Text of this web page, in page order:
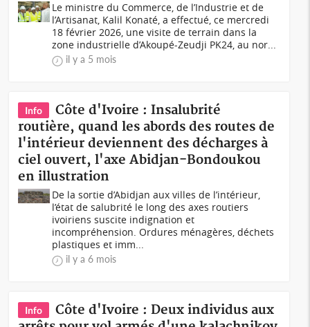
Le ministre du Commerce, de l’Industrie et de
l’Artisanat, Kalil Konaté, a effectué, ce mercredi
18 février 2026, une visite de terrain dans la
zone industrielle d’Akoupé-Zeudji PK24, au nor...
il y a 5 mois
Info
Côte d'Ivoire : Insalubrité
routière, quand les abords des routes de
l'intérieur deviennent des décharges à
ciel ouvert, l'axe Abidjan-Bondoukou
en illustration
De la sortie d’Abidjan aux villes de l’intérieur,
l’état de salubrité le long des axes routiers
ivoiriens suscite indignation et
incompréhension. Ordures ménagères, déchets
plastiques et imm...
il y a 6 mois
Info
Côte d'Ivoire : Deux individus aux